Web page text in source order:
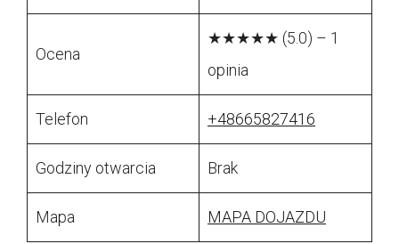
Ocena
★★★★★ (5.0) – 1
opinia
Telefon +48665827416
Godziny otwarcia Brak
Mapa MAPA DOJAZDU